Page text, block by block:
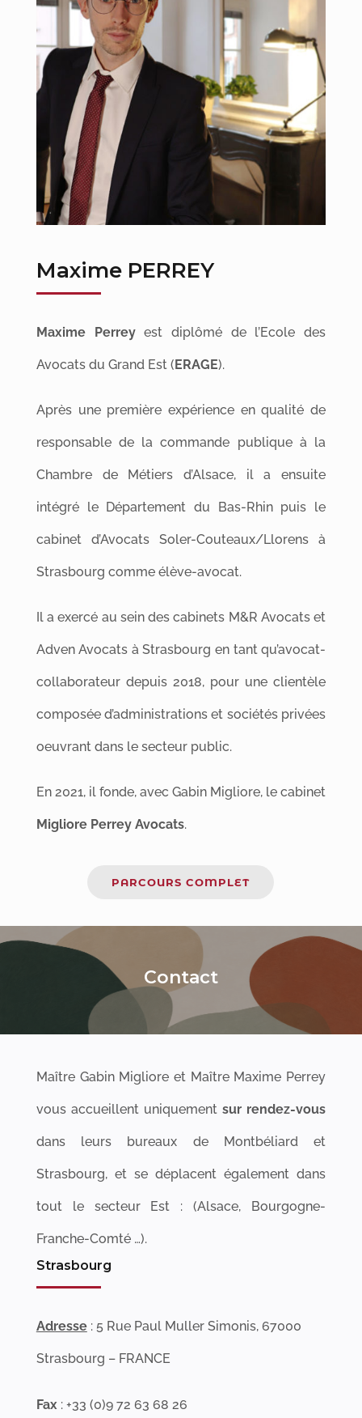
Maxime PERREY
Maxime Perreyest diplômé de l’Ecole des
Avocats du Grand Est (ERAGE).
Après une première expérience en qualité de
responsable de la commande publique à la
Chambre de Métiers d’Alsace, il a ensuite
intégré le Département du Bas-Rhin puis le
cabinet d’Avocats Soler-Couteaux/Llorens à
Strasbourg comme élève-avocat.
Il a exercé au sein des cabinets M&R Avocats et
Adven Avocats à Strasbourg en tant qu’avocat-
collaborateur depuis 2018, pour une clientèle
composée d’administrations et sociétés privées
oeuvrant dans le secteur public.
En 2021, il fonde, avec Gabin Migliore, le cabinet
Migliore Perrey Avocats.
PARCOURS COMPLET
Contact
Maître Gabin Migliore et Maître Maxime Perrey
vous accueillent uniquementsur rendez-vous
dans leurs bureaux de Montbéliard et
Strasbourg, et se déplacent également dans
tout le secteur Est : (Alsace, Bourgogne-
Franche-Comté …).
Strasbourg
Adresse: 5 Rue Paul Muller Simonis, 67000
Strasbourg – FRANCE
Fax : +33 (0)9 72 63 68 26